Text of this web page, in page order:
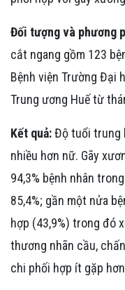
Đối tượng và phương
cắt ngang gồm 123
Bệnh viện Trường Đại
Trung ương Huế từ
Kết quả:Độ tuổi trung
nhiều hơn nữ. Gãy
94,3% bệnh nhân
85,4%; gần một nửa
hợp (43,9%) trong đó
thương nhãn cầu,
chi phối hợp ít gặp